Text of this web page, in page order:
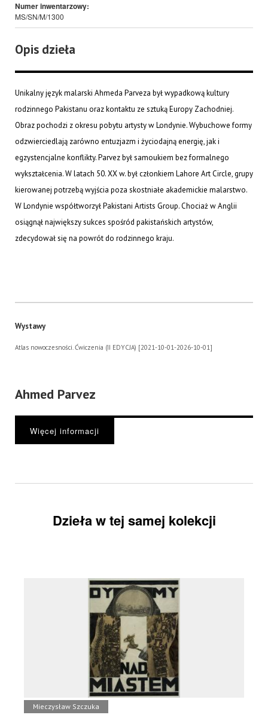
Numer inwentarzowy:
MS/SN/M/1300
Opis dzieła
Unikalny język malarski Ahmeda Parveza był wypadkową kultury
rodzinnego Pakistanu oraz kontaktu ze sztuką Europy Zachodniej.
Obraz pochodzi z okresu pobytu artysty w Londynie. Wybuchowe formy
odzwierciedlają zarówno entuzjazm i życiodajną energię, jak i
egzystencjalne konflikty. Parvez był samoukiem bez formalnego
wykształcenia. W latach 50. XX w. był członkiem Lahore Art Circle, grupy
kierowanej potrzebą wyjścia poza skostniałe akademickie malarstwo.
W Londynie współtworzył Pakistani Artists Group. Chociaż w Anglii
osiągnął największy sukces spośród pakistańskich artystów,
zdecydował się na powrót do rodzinnego kraju.
Wystawy
Atlas nowoczesności. Ćwiczenia (II EDYCJA) [2021-10-01-2026-10-01]
Ahmed Parvez
Więcej informacji
Dzieła w tej samej kolekcji
Mieczysław Szczuka